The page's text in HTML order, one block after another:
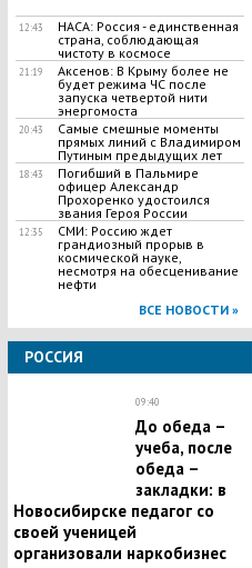
12:43
НАСА: Россия - единственная
страна, соблюдающая
чистоту в космосе
21:19
Аксенов: В Крыму более не
будет режима ЧС после
запуска четвертой нити
энергомоста
20:43
Самые смешные моменты
прямых линий с Владимиром
Путиным предыдущих лет
18:43
Погибший в Пальмире
офицер Александр
Прохоренко удостоился
звания Героя России
12:35
СМИ: Россию ждет
грандиозный прорыв в
космической науке,
несмотря на обесценивание
нефти
ВСЕ НОВОСТИ »
РОССИЯ
09:40
До обеда –
учеба, после
обеда –
закладки: в
Новосибирске педагог со
своей ученицей
организовали наркобизнес